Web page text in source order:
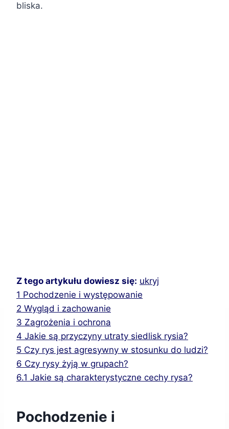
bliska.
Z tego artykułu dowiesz się: ukryj
1 Pochodzenie i występowanie
2 Wygląd i zachowanie
3 Zagrożenia i ochrona
4 Jakie są przyczyny utraty siedlisk rysia?
5 Czy rys jest agresywny w stosunku do ludzi?
6 Czy rysy żyją w grupach?
6.1 Jakie są charakterystyczne cechy rysa?
Pochodzenie i